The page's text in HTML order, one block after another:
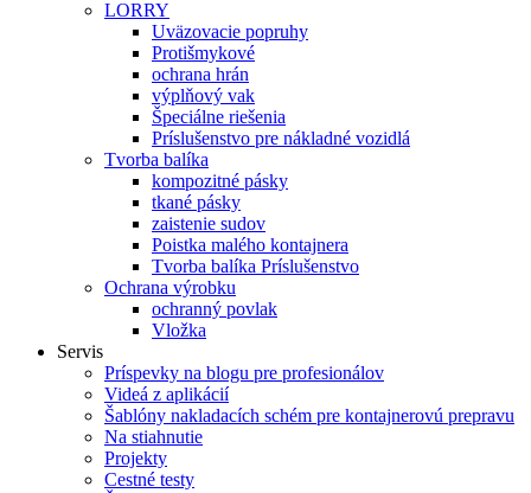
LORRY
Uväzovacie popruhy
Protišmykové
ochrana hrán
výplňový vak
Špeciálne riešenia
Príslušenstvo pre nákladné vozidlá
Tvorba balíka
kompozitné pásky
tkané pásky
zaistenie sudov
Poistka malého kontajnera
Tvorba balíka Príslušenstvo
Ochrana výrobku
ochranný povlak
Vložka
Servis
Príspevky na blogu pre profesionálov
Videá z aplikácií
Šablóny nakladacích schém pre kontajnerovú prepravu
Na stiahnutie
Projekty
Cestné testy